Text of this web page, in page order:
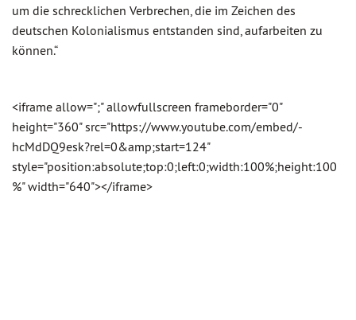
um die schrecklichen Verbrechen, die im Zeichen des
deutschen Kolonialismus entstanden sind, aufarbeiten zu
können.“
<iframe allow=";" allowfullscreen frameborder="0"
height="360" src="https://www.youtube.com/embed/-
hcMdDQ9esk?rel=0&amp;start=124"
style="position:absolute;top:0;left:0;width:100%;height:100
%" width="640"></iframe>